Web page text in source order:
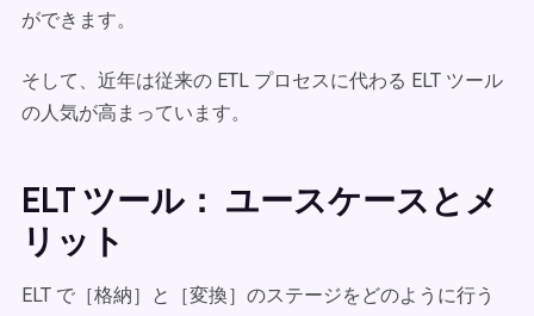
ができます。
そして、近年は従来の ETL プロセスに代わる ELT ツール
の人気が高まっています。
ELT ツール： ユースケースとメ
リット
ELT で［格納］と［変換］のステージをどのように行う